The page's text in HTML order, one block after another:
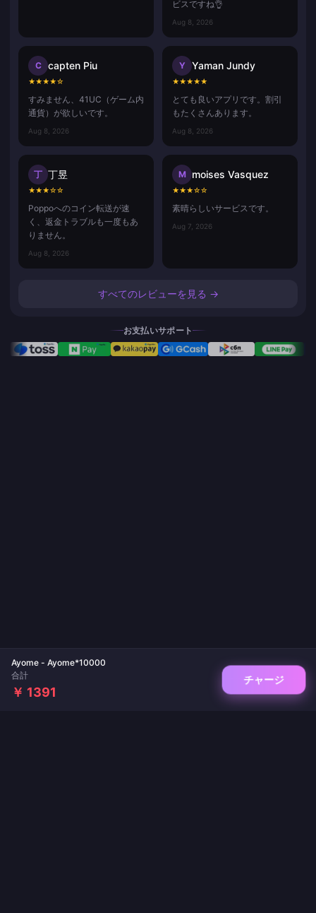
Ayome - Ayome*10000
合計
￥ 1391
チャージ
ビスですね👌
Aug 8, 2026
C capten Piu
★★★★☆
すみません、41UC（ゲーム内
通貨）が欲しいです。
Aug 8, 2026
Y Yaman Jundy
★★★★★
とても良いアプリです。割引
もたくさんあります。
Aug 8, 2026
丁 丁昱
★★★☆☆
Poppoへのコイン転送が速
く、返金トラブルも一度もあ
りません。
Aug 8, 2026
M moises Vasquez
★★★☆☆
素晴らしいサービスです。
Aug 7, 2026
すべてのレビューを見る →
お支払いサポート